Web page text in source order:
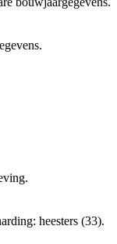
heesters (33).